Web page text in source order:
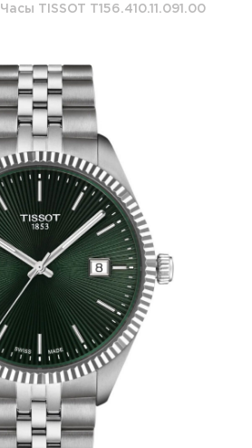
Часы TISSOT T156.410.11.091.00